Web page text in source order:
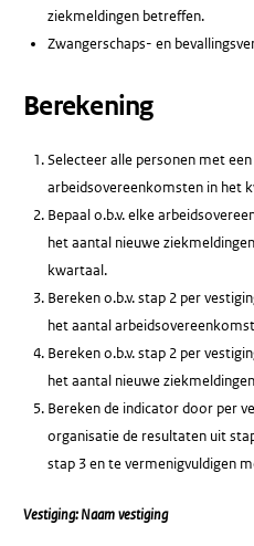
ziekmeldingen betreffen.
Zwangerschaps- en
Berekening
Selecteer alle personen met
arbeidsovereenkomsten in het
Bepaal o.b.v. elke
het aantal nieuwe
kwartaal.
Bereken o.b.v. stap 2 per
het aantal
Bereken o.b.v. stap 2 per
het aantal nieuwe
Bereken de indicator door per
organisatie de resultaten uit
stap 3 en te vermenigvuldigen
Vestiging: Naam vestiging